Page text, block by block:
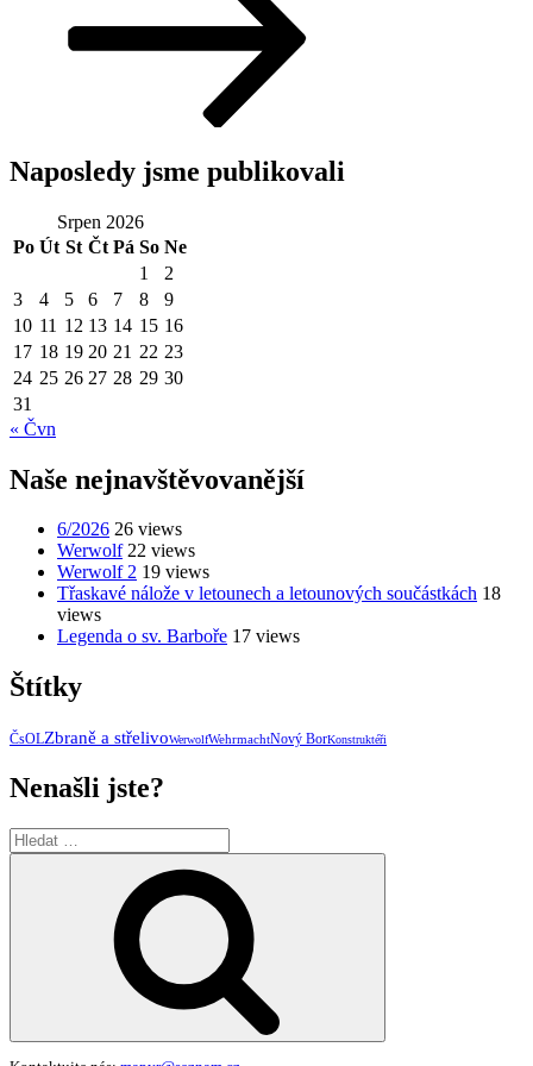
Naposledy jsme publikovali
Srpen 2026
Po Út St Čt Pá So Ne
1
2
3
4 5 6 7 8
9
10 11 12 13 14 15 16
17 18 19 20 21 22 23
24 25 26 27 28 29 30
31
« Čvn
Naše nejnavštěvovanější
6/2026 26 views
Werwolf 22 views
Werwolf 2 19 views
Třaskavé nálože v letounech a letounových součástkách 18
views
Legenda o sv. Barboře 17 views
Štítky
ČsOLZbraně a střelivoWerwolfWehrmachtNový BorKonstruktéři
Nenašli jste?
Hledat: